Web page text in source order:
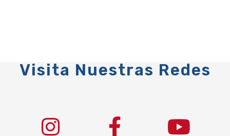
Visita Nuestras Redes